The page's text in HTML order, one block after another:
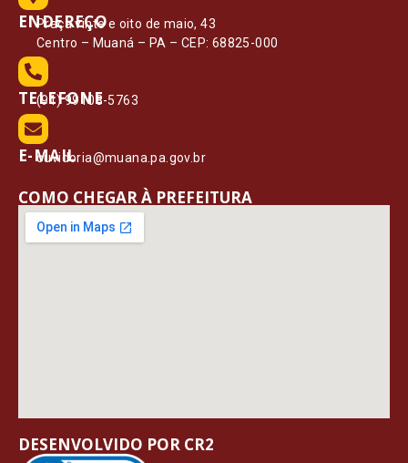
ENDEREÇO
Praça vinte e oito de maio, 43
Centro – Muaná – PA – CEP: 68825-000
TELEFONE
(91) 99108-5763
E-MAIL
ouvidoria@muana.pa.gov.br
COMO CHEGAR À PREFEITURA
DESENVOLVIDO POR CR2